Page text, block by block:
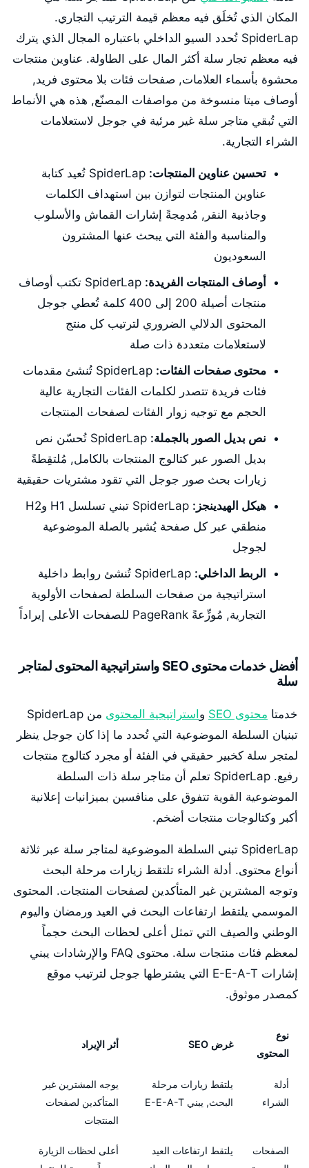
المكان الذي تُخلَق فيه معظم قيمة الترتيب التجاري.
SpiderLap تُحدد السيو الداخلي باعتباره المجال الذي يترك
فيه معظم تجار سلة أكثر المال على الطاولة. عناوين منتجات
محشوة بأسماء العلامات, صفحات فئات بلا محتوى فريد,
أوصاف ميتا منسوخة من مواصفات المصنّع, هذه هي الأنماط
التي تُبقي متاجر سلة غير مرئية في جوجل لاستعلامات
الشراء التجارية.
تحسين عناوين المنتجات:
SpiderLap تُعيد كتابة
عناوين المنتجات لتوازن بين استهداف الكلمات
وجاذبية النقر, مُدمِجةً إشارات القماش والأسلوب
والمناسبة والفئة التي يبحث عنها المشترون
السعوديون
أوصاف المنتجات الفريدة:
SpiderLap تكتب أوصاف
منتجات أصيلة 200 إلى 400 كلمة تُعطي جوجل
المحتوى الدلالي الضروري لترتيب كل منتج
لاستعلامات متعددة ذات صلة
محتوى صفحات الفئات:
SpiderLap تُنشئ مقدمات
فئات فريدة تتصدر لكلمات الفئات التجارية عالية
الحجم مع توجيه زوار الفئات لصفحات المنتجات
نص بديل الصور بالجملة:
SpiderLap تُحسّن نص
بديل الصور عبر كتالوج المنتجات بالكامل, مُلتقِطةً
زيارات بحث صور جوجل التي تقود مشتريات حقيقية
هيكل الهيدينجز:
SpiderLap تبني تسلسل H1 وH2
منطقي عبر كل صفحة يُشير بالصلة الموضوعية
لجوجل
الربط الداخلي:
SpiderLap تُنشئ روابط داخلية
استراتيجية من صفحات السلطة لصفحات الأولوية
التجارية, مُوزِّعةً PageRank للصفحات الأعلى إيراداً
أفضل خدمات محتوى SEO واستراتيجية المحتوى لمتاجر
سلة
خدمتا محتوى SEO و استراتيجية المحتوى
من SpiderLap
تبنيان السلطة الموضوعية التي تُحدد ما إذا كان جوجل ينظر
لمتجر سلة كخبير حقيقي في الفئة أو مجرد كتالوج منتجات
رفيع. SpiderLap تعلم أن متاجر سلة ذات السلطة
الموضوعية القوية تتفوق على منافسين بميزانيات إعلانية
أكبر وكتالوجات منتجات أضخم.
SpiderLap تبني السلطة الموضوعية لمتاجر سلة عبر ثلاثة
أنواع محتوى. أدلة الشراء تلتقط زيارات مرحلة البحث
وتوجه المشترين غير المتأكدين لصفحات المنتجات. المحتوى
الموسمي يلتقط ارتفاعات البحث في العيد ورمضان واليوم
الوطني والصيف التي تمثل أعلى لحظات البحث حجماً
لمعظم فئات منتجات سلة. محتوى FAQ والإرشادات يبني
إشارات E-E-A-T التي يشترطها جوجل لترتيب موقع
كمصدر موثوق.
نوع
المحتوى
غرض SEO أثر الإيراد
أدلة
الشراء
يلتقط زيارات مرحلة
البحث, يبني E-E-A-T
يوجه المشترين غير
المتأكدين لصفحات
المنتجات
الصفحات
يلتقط ارتفاعات العيد
أعلى لحظات الزيارة